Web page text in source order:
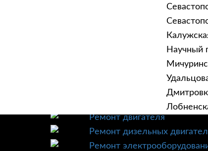
Научный
Техническое обслуживание
Ремонт трансмиссии
Ремонт двигателя
Ремонт дизельных
Ремонт